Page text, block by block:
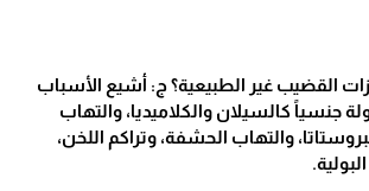
القضيب غير الطبيعية؟ ج: أشيع الأسباب
جنسياً كالسيلان والكلاميديا، والتهاب
والتهاب الحشفة، وتراكم اللخن،